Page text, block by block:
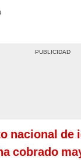
nacional de
cobrado